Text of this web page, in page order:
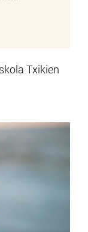
Txikien